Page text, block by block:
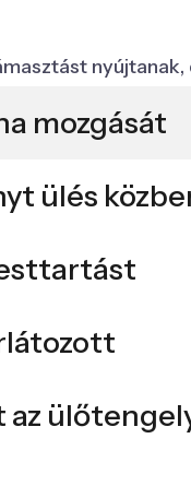
mozgását
ülés
az